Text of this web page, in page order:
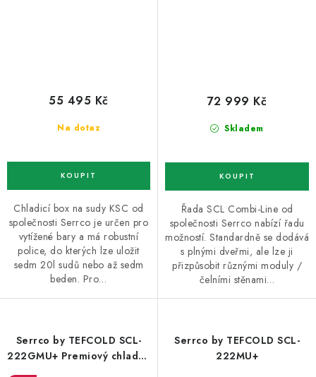
Na dotaz
55 495 Kč
Chladicí box na sudy KSC od
společnosti Serrco je určen pro
vytížené bary a má robustní
police, do kterých lze uložit
sedm 20l sudů nebo až sedm
beden. Pro…
Skladem
72 999 Kč
Řada SCL Combi-Line od
společnosti Serrco nabízí řadu
možností. Standardně se dodává
s plnými dveřmi, ale lze ji
přizpůsobit různými moduly /
čelními stěnami…
Serrco by TEFCOLD SCL-
222GMU+ Premiový chladicí
Serrco by TEFCOLD SCL-
222MU+